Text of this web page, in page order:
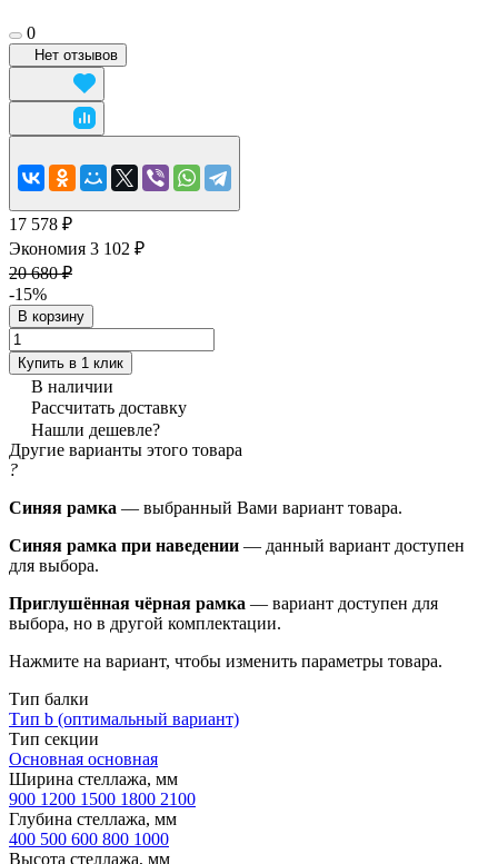
0
Нет отзывов
17 578 ₽
Экономия 3 102 ₽
20 680 ₽
-15%
В корзину
Купить в 1 клик
В наличии
Рассчитать доставку
Нашли дешевле?
Другие варианты этого товара
?
Синяя рамка — выбранный Вами вариант товара.
Синяя рамка при наведении — данный вариант доступен
для выбора.
Приглушённая чёрная рамка — вариант доступен для
выбора, но в другой комплектации.
Нажмите на вариант, чтобы изменить параметры товара.
Тип балки
Тип b (оптимальный вариант)
Тип секции
Основная основная
Ширина стеллажа, мм
900 1200 1500 1800 2100
Глубина стеллажа, мм
400 500 600 800 1000
Высота стеллажа, мм